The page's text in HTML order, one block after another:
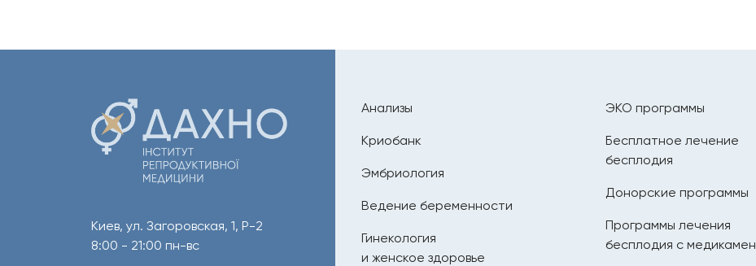
Киев, ул. Загоровская, 1, Р-2
8:00 - 21:00 пн-вс
Анализы
Криобанк
Эмбриология
Ведение беременности
Гинекология
и женское здоровье
ЭКО программы
Бесплатное лечение
бесплодия
Донорские программы
Программы лечения
бесплодия с